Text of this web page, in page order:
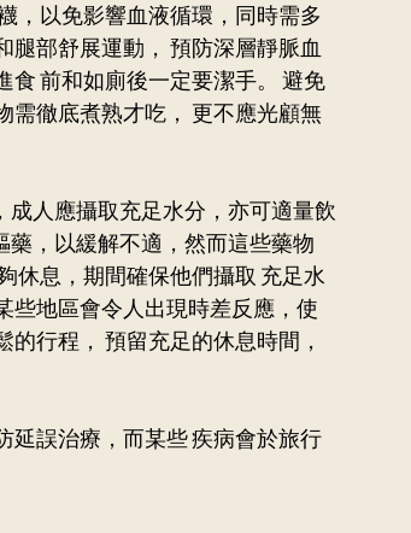
，以免影響血液循環，同時需多
部舒展運動， 預防深層靜脈血
食 前和如廁後一定要潔手。 避免
需徹底煮熟才吃， 更不應光顧無
人應攝取充足水分，亦可適量飲
，以緩解不適，然而這些藥物
休息，期間確保他們攝取 充足水
些地區會令人出現時差反應，使
行程， 預留充足的休息時間，
延誤治療，而某些 疾病會於旅行